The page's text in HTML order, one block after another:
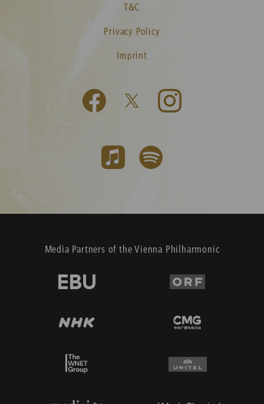
T&C
Privacy Policy
Imprint
Media Partners of the Vienna Philharmonic